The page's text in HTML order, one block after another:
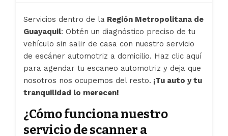
Servicios dentro de la Región Metropolitana de
Guayaquil: Obtén un diagnóstico preciso de tu
vehículo sin salir de casa con nuestro servicio
de escáner automotriz a domicilio. Haz clic aquí
para agendar tu escaneo automotriz y deja que
nosotros nos ocupemos del resto. ¡Tu auto y tu
tranquilidad lo merecen!
¿Cómo funciona nuestro
servicio de scanner a